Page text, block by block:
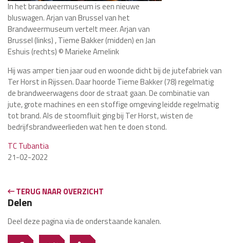
In het brandweermuseum is een nieuwe
bluswagen. Arjan van Brussel van het
Brandweermuseum vertelt meer. Arjan van
Brussel (links) , Tieme Bakker (midden) en Jan
Eshuis (rechts) © Marieke Amelink
Hij was amper tien jaar oud en woonde dicht bij de jutefabriek van
Ter Horst in Rijssen. Daar hoorde Tieme Bakker (78) regelmatig
de brandweerwagens door de straat gaan. De combinatie van
jute, grote machines en een stoffige omgeving leidde regelmatig
tot brand. Als de stoomfluit ging bij Ter Horst, wisten de
bedrijfsbrandweerlieden wat hen te doen stond.
TC Tubantia
21-02-2022
TERUG NAAR OVERZICHT
Delen
Deel deze pagina via de onderstaande kanalen.